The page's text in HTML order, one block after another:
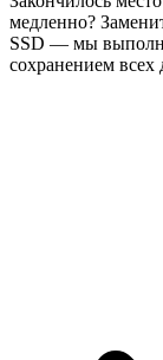
медленно?
SSD — мы
сохранением всех